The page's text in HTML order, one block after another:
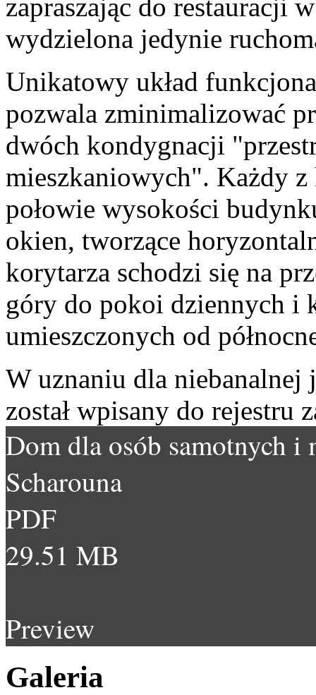
zapraszając do restauracji
wydzielona jedynie
Unikatowy układ
pozwala zminimalizować
dwóch kondygnacji
mieszkaniowych". Każdy
połowie wysokości
okien, tworzące
korytarza schodzi się na
góry do pokoi dziennych i
umieszczonych od
W uznaniu dla
został wpisany do rejestru
Dom dla osób samotnych i
Scharouna
PDF
29.51 MB
Preview
Galeria